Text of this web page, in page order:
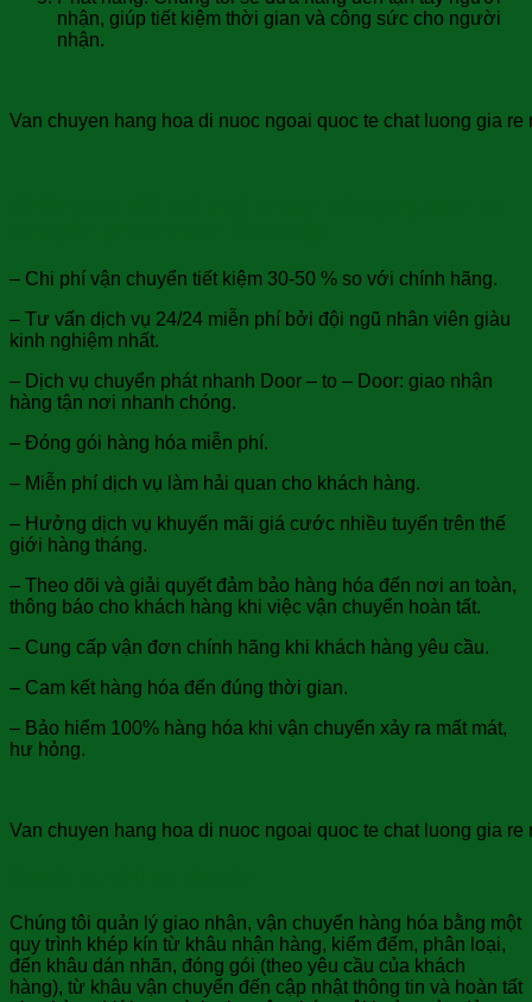
nhận, giúp tiết kiệm thời gian và công sức cho người
nhận.
Van chuyen hang hoa di nuoc ngoai quoc te chat luong gia re
– Chi phí vận chuyển tiết kiệm 30-50 % so với chính hãng.
– Tư vấn dịch vụ 24/24 miễn phí bởi đội ngũ nhân viên giàu
kinh nghiệm nhất.
– Dịch vụ chuyển phát nhanh Door – to – Door: giao nhận
hàng tận nơi nhanh chóng.
– Đóng gói hàng hóa miễn phí.
– Miễn phí dịch vụ làm hải quan cho khách hàng.
– Hưởng dịch vụ khuyến mãi giá cước nhiều tuyến trên thế
giới hàng tháng.
– Theo dõi và giải quyết đảm bảo hàng hóa đến nơi an toàn,
thông báo cho khách hàng khi việc vận chuyển hoàn tất.
– Cung cấp vận đơn chính hãng khi khách hàng yêu cầu.
– Cam kết hàng hóa đến đúng thời gian.
– Bảo hiểm 100% hàng hóa khi vận chuyển xảy ra mất mát,
hư hỏng.
Van chuyen hang hoa di nuoc ngoai quoc te chat luong gia
Chúng tôi quản lý giao nhận, vận chuyển hàng hóa bằng một
quy trình khép kín từ khâu nhận hàng, kiểm đếm, phân loại,
đến khâu dán nhãn, đóng gói (theo yêu cầu của khách
hàng), từ khâu vận chuyển đến cập nhật thông tin và hoàn tất